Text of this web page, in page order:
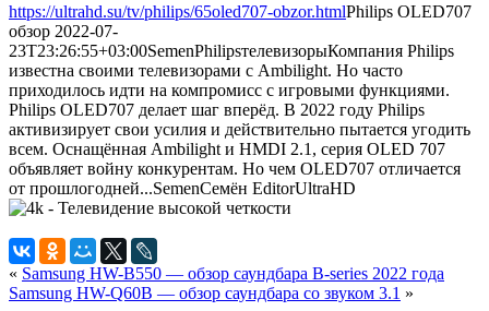
https://ultrahd.su/tv/philips/65oled707-obzor.htmlPhilips OLED707
обзор 2022-07-
23T23:26:55+03:00SemenPhilipsтелевизорыКомпания Philips
известна своими телевизорами с Ambilight. Но часто
приходилось идти на компромисс с игровыми функциями.
Philips OLED707 делает шаг вперёд. В 2022 году Philips
активизирует свои усилия и действительно пытается угодить
всем. Оснащённая Ambilight и HMDI 2.1, серия OLED 707
объявляет войну конкурентам. Но чем OLED707 отличается
от прошлогодней...SemenСемён EditorUltraHD
« Samsung HW-B550 — обзор саундбара B-series 2022 года
Samsung HW-Q60B — обзор саундбара со звуком 3.1 »